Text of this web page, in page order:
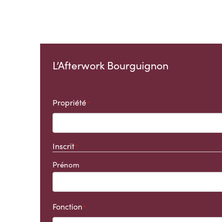
L’Afterwork Bourguignon
Propriété*
Inscrit*
Prénom
Fonction *